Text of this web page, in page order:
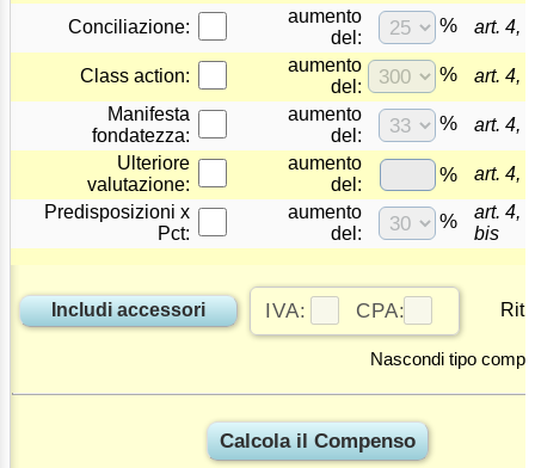
Conciliazione:
aumento
del:
% art. 4,
Class action:
aumento
del:
%
art. 4,
Manifesta
fondatezza:
aumento
del:
%
art. 4,
Ulteriore
valutazione:
aumento
del:
%
art. 4,
Predisposizioni x
Pct:
aumento
del:
%
art. 4,
bis
Includi accessori IVA: CPA: Rit.
Nascondi tipo